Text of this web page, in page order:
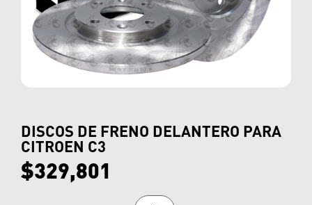
DISCOS DE FRENO DELANTERO PARA
CITROEN C3
$329,801